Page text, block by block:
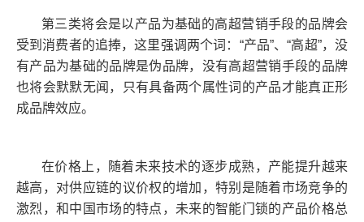
第三类将会是以产品为基础的高超营销手段的品牌会
受到消费者的追捧，这里强调两个词：“产品”、“高超”，没
有产品为基础的品牌是伪品牌，没有高超营销手段的品牌
也将会默默无闻，只有具备两个属性词的产品才能真正形
成品牌效应。
在价格上，随着未来技术的逐步成熟，产能提升越来
越高，对供应链的议价权的增加，特别是随着市场竞争的
激烈，和中国市场的特点，未来的智能门锁的产品价格总